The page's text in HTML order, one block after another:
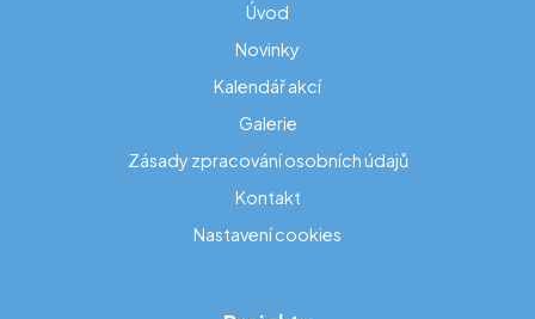
Úvod
Novinky
Kalendář akcí
Galerie
Zásady zpracování osobních údajů
Kontakt
Nastavení cookies